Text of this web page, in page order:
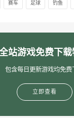
赛车 足球 钓鱼
站游戏免费下载
包含每日更新游戏均免费
立即查看